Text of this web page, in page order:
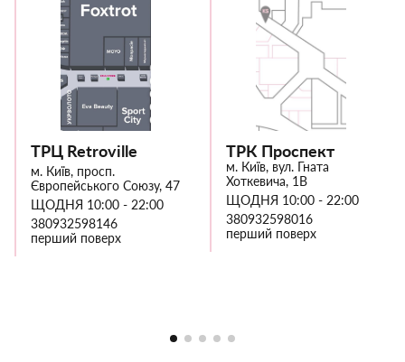
ТРЦ Retroville
м. Київ, просп.
Європейського Союзу, 47
ЩОДНЯ 10:00 - 22:00
380932598146
перший поверх
ТРК Проспект
м. Київ, вул. Гната
Хоткевича, 1В
ЩОДНЯ 10:00 - 22:00
380932598016
перший поверх